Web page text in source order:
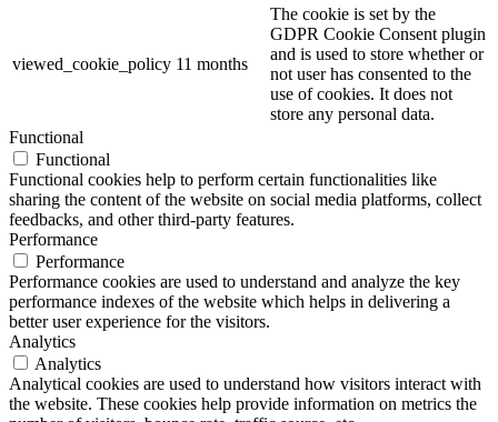
viewed_cookie_policy 11 months
The cookie is set by the
GDPR Cookie Consent plugin
and is used to store whether or
not user has consented to the
use of cookies. It does not
store any personal data.
Functional
Functional
Functional cookies help to perform certain functionalities like
sharing the content of the website on social media platforms, collect
feedbacks, and other third-party features.
Performance
Performance
Performance cookies are used to understand and analyze the key
performance indexes of the website which helps in delivering a
better user experience for the visitors.
Analytics
Analytics
Analytical cookies are used to understand how visitors interact with
the website. These cookies help provide information on metrics the